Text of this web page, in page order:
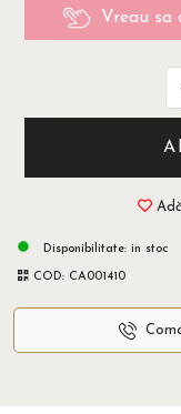
Vreau sa
Disponibilitate: in stoc
COD: CA001410